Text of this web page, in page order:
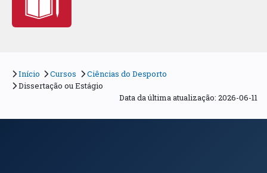
Início Cursos
Ciências do Desporto
Dissertação ou Estágio
Data da última atualização: 2026-06-11